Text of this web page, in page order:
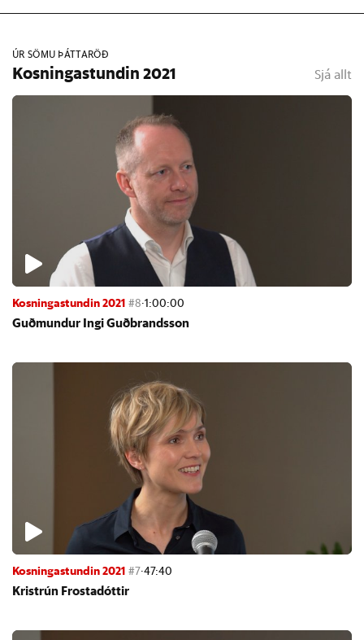
ÚR SÖMU ÞÁTTARÖÐ
Kosningastundin 2021 Sjá allt
Kosningastundin 2021 #8·1:00:00
Guð­mund­ur Ingi Guð­brands­son
Kosningastundin 2021 #7·47:40
Kristrún Frosta­dótt­ir